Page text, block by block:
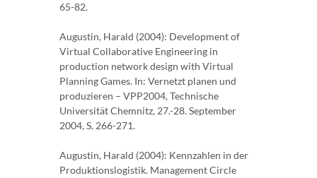
65-82.
Augustin, Harald (2004): Development of
Virtual Collaborative Engineering in
production network design with Virtual
Planning Games. In: Vernetzt planen und
produzieren – VPP2004, Technische
Universität Chemnitz, 27.-28. September
2004, S. 266-271.
Augustin, Harald (2004): Kennzahlen in der
Produktionslogistik. Management Circle